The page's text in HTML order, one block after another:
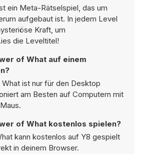
ein Meta-Rätselspiel, das um
aufgebaut ist. In jedem Level
Kraft, um
die Leveltitel!
of What auf einem
ist nur für den Desktop
am Besten auf Computern mit
of What kostenlos spielen?
kann kostenlos auf Y8 gespielt
in deinem Browser.